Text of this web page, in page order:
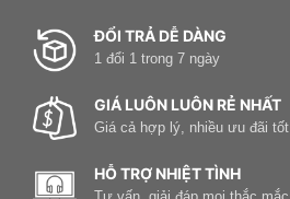
ĐỔI TRẢ DỄ DÀNG
1 đổi 1 trong 7 ngày
GIÁ LUÔN LUÔN RẺ NHẤT
Giá cả hợp lý, nhiều ưu đãi tốt
HỖ TRỢ NHIỆT TÌNH